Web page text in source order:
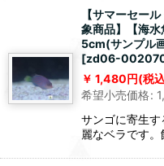
【サマーセー
象商品】【海
5cm(サンプル
[zd06-
1,480円(税
希望小売価格:
サンゴに寄生
麗なベラです。